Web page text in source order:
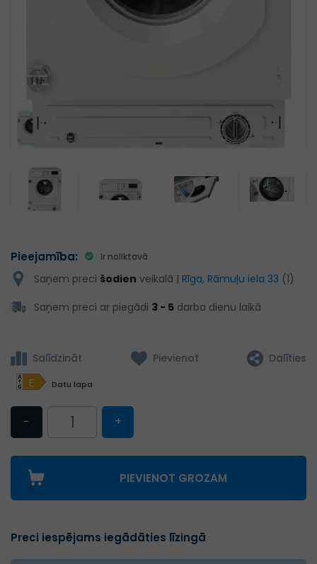
Pieejamība: Ir noliktavā
Saņem preci šodien veikalā | Rīga, Rāmuļu iela 33 (1)
Saņem preci ar piegādi 3 - 5 darba dienu laikā
Salīdzināt Pievienot Dalīties
E Datu lapa
− +
PIEVIENOT GROZAM
Preci iespējams iegādāties līzingā